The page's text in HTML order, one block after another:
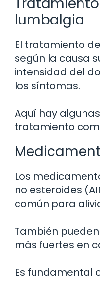
lumbalgia
El tratamiento
según la causa
intensidad del
los síntomas.
Aquí hay
tratamiento
Los
no esteroides
común para
También
más fuertes en
Es fundamental